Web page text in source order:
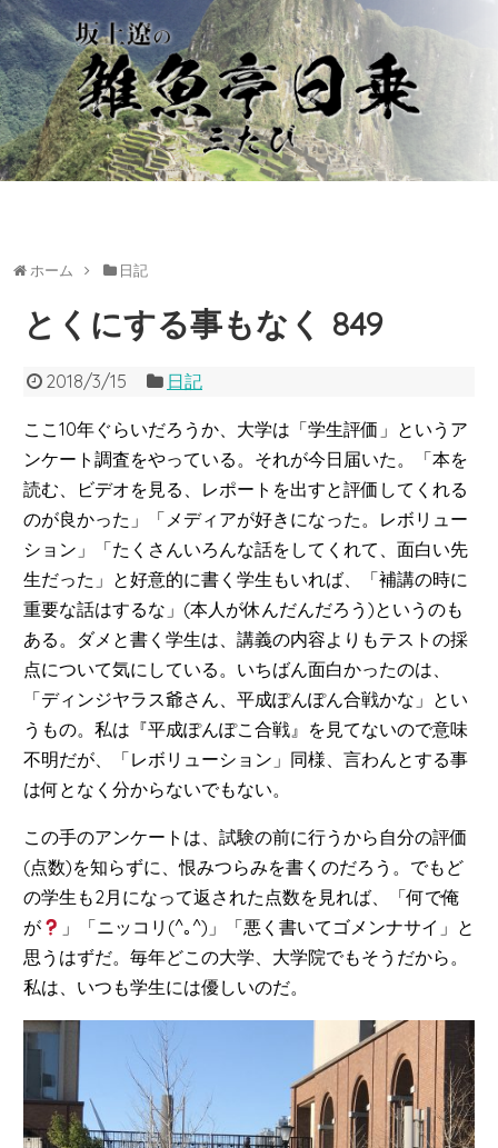
ホーム 日記
とくにする事もなく 849
2018/3/15 日記
ここ10年ぐらいだろうか、大学は「学生評価」というア
ンケート調査をやっている。それが今日届いた。「本を
読む、ビデオを見る、レポートを出すと評価してくれる
のが良かった」「メディアが好きになった。レボリュー
ション」「たくさんいろんな話をしてくれて、面白い先
生だった」と好意的に書く学生もいれば、「補講の時に
重要な話はするな」(本人が休んだんだろう)というのも
ある。ダメと書く学生は、講義の内容よりもテストの採
点について気にしている。いちばん面白かったのは、
「ディンジヤラス爺さん、平成ぽんぽん合戦かな」とい
うもの。私は『平成ぽんぽこ合戦』を見てないので意味
不明だが、「レボリューション」同様、言わんとする事
は何となく分からないでもない。
この手のアンケートは、試験の前に行うから自分の評価
(点数)を知らずに、恨みつらみを書くのだろう。でもど
の学生も2月になって返された点数を見れば、「何で俺
が
」「ニッコリ(^｡^)」「悪く書いてゴメンナサイ」と
思うはずだ。毎年どこの大学、大学院でもそうだから。
私は、いつも学生には優しいのだ。